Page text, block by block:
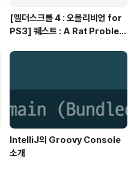
[엘더스크롤 4 : 오블리비언 for
PS3] 퀘스트 : A Rat Problem
IntelliJ의 Groovy Console
소개